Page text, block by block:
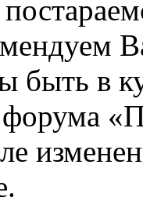
быть в